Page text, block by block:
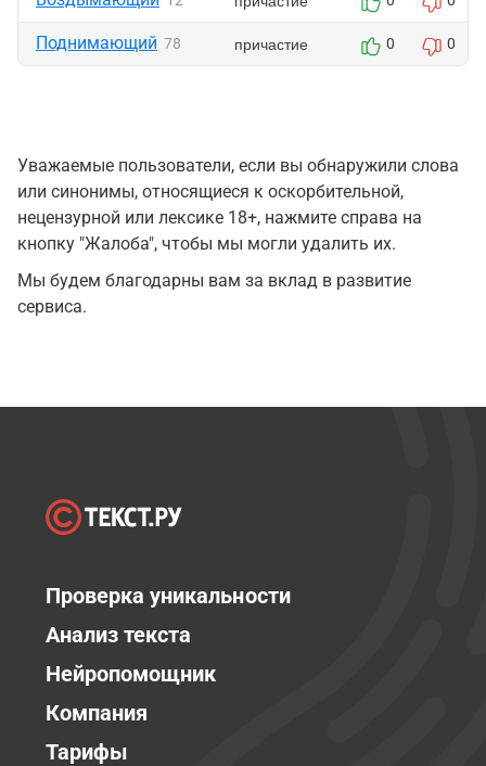
Поднимающий 78 причастие 0 0
Уважаемые пользователи, если вы обнаружили слова
или синонимы, относящиеся к оскорбительной,
нецензурной или лексике 18+, нажмите справа на
кнопку "Жалоба", чтобы мы могли удалить их.
Мы будем благодарны вам за вклад в развитие
сервиса.
Проверка уникальности
Анализ текста
Нейропомощник
Компания
Тарифы